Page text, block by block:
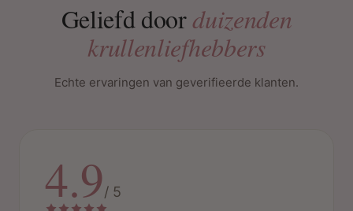
Geliefd doorduizenden
krullenliefhebbers
Echte ervaringen van geverifieerde klanten.
4.9/ 5